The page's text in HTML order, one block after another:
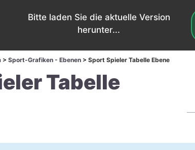
Bitte laden Sie die aktuelle Version
herunter...
> Sport-Grafiken - Ebenen > Sport Spieler Tabelle Ebene
Tabelle